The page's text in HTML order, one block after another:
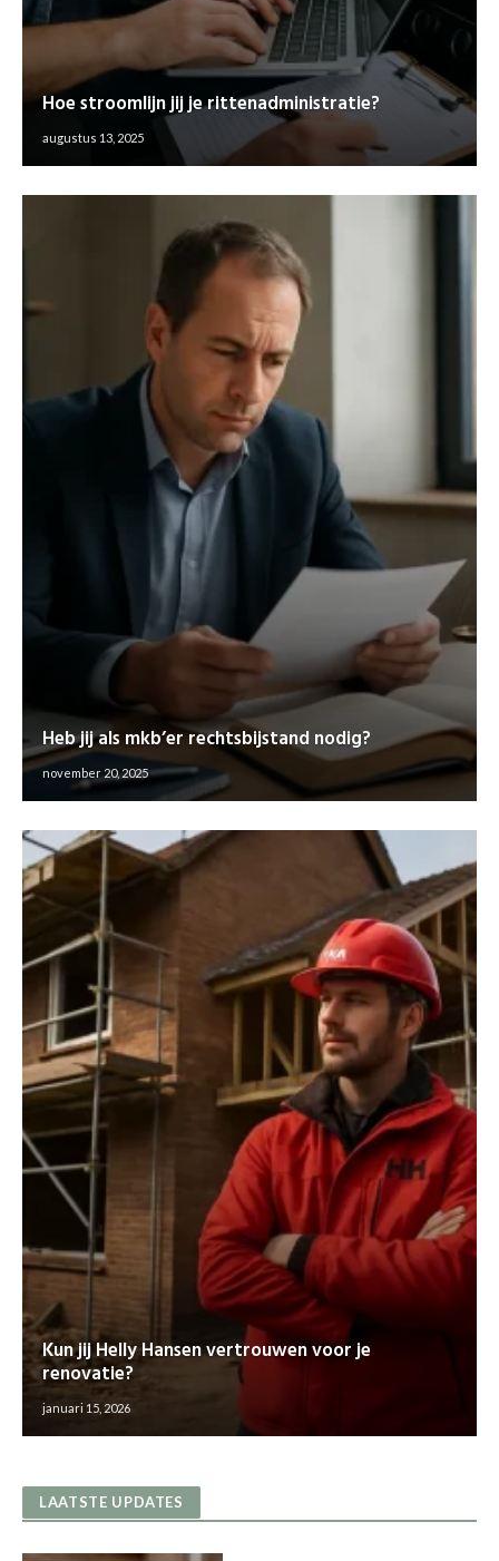
Hoe stroomlijn jij je rittenadministratie?
augustus 13, 2025
Heb jij als mkb’er rechtsbijstand nodig?
november 20, 2025
Kun jij Helly Hansen vertrouwen voor je
renovatie?
januari 15, 2026
LAATSTE UPDATES